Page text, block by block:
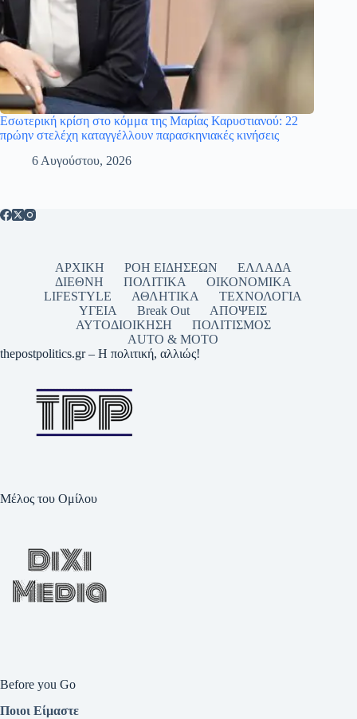
Εσωτερική κρίση στο κόμμα της Μαρίας Καρυστιανού: 22
πρώην στελέχη καταγγέλλουν παρασκηνιακές κινήσεις
6 Αυγούστου, 2026
ΑΡΧΙΚΗ ΡΟΗ ΕΙΔΗΣΕΩΝ
ΕΛΛΑΔΑ
ΔΙΕΘΝΗ
ΠΟΛΙΤΙΚΑ
ΟΙΚΟΝΟΜΙΚΑ
LIFESTYLE
ΑΘΛΗΤΙΚΑ
ΤΕΧΝΟΛΟΓΙΑ
ΥΓΕΙΑ
Break Out
ΑΠΟΨΕΙΣ
ΑΥΤΟΔΙΟΙΚΗΣΗ
ΠΟΛΙΤΙΣΜΟΣ
AUTO & MOTO
thepostpolitics.gr – Η πολιτική, αλλιώς!
Μέλος του Ομίλου
Before you Go
Ποιοι Είμαστε